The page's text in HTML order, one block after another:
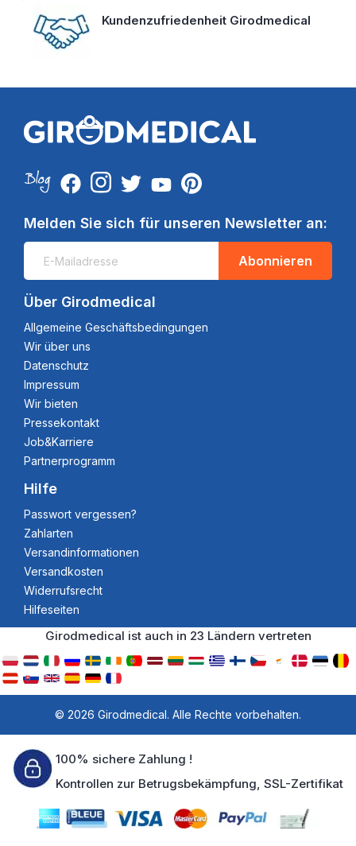
Kundenzufriedenheit Girodmedical
Melden Sie sich für unseren Newsletter an:
Abonnieren
Über Girodmedical
Allgemeine Geschäftsbedingungen
Wir über uns
Datenschutz
Impressum
Wir bieten
Pressekontakt
Job&Karriere
Partnerprogramm
Hilfe
Passwort vergessen?
Zahlarten
Versandinformationen
Versandkosten
Widerrufsrecht
Hilfeseiten
Girodmedical ist auch in 23 Ländern vertreten
© 2026 Girodmedical. Alle Rechte vorbehalten.
100% sichere Zahlung !
Kontrollen zur Betrugsbekämpfung, SSL-Zertifikat